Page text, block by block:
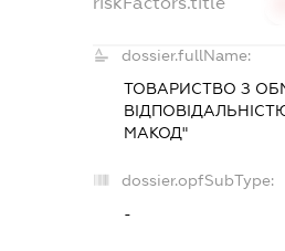
dossier.fullName:
ТОВАРИСТВО З
МАКОД"
dossier.opfSubType:
-